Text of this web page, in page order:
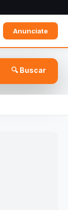
Anunciate
🔍 Buscar